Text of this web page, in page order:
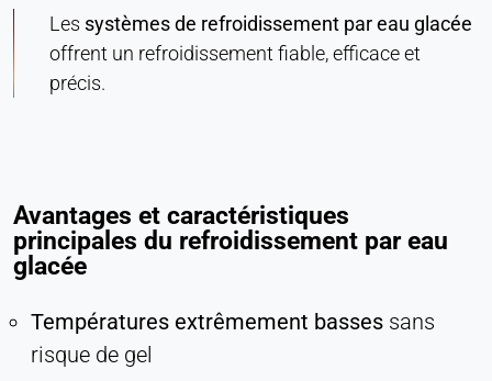
Les systèmes de refroidissement par eau glacée
offrent un refroidissement fiable, efficace et
précis.
Avantages et caractéristiques
principales du refroidissement par eau
glacée
Températures extrêmement basses sans
risque de gel
Statistiques
Cookie duration:
Utilisées pour mesurer l'efficacité du marketing et
identifier les visiteurs liés à l'entreprise.
Name:
bcookie, li_gc, lidc